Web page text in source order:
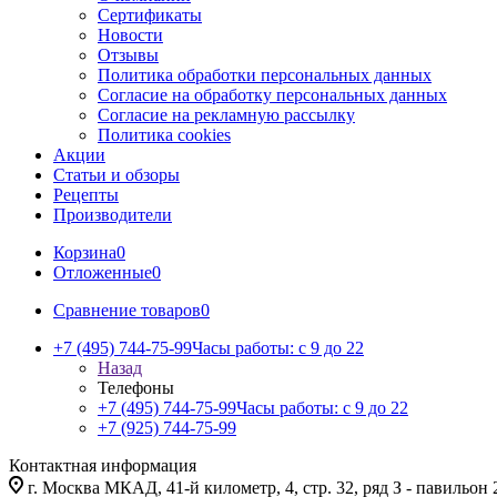
Сертификаты
Новости
Отзывы
Политика обработки персональных данных
Согласие на обработку персональных данных
Согласие на рекламную рассылку
Политика cookies
Акции
Статьи и обзоры
Рецепты
Производители
Корзина0
Отложенные0
Сравнение товаров0
+7 (495) 744-75-99Часы работы: c 9 до 22
Назад
Телефоны
+7 (495) 744-75-99Часы работы: c 9 до 22
+7 (925) 744-75-99
Контактная информация
г. Москва МКАД, 41-й километр, 4, стр. 32, ряд З - павильон